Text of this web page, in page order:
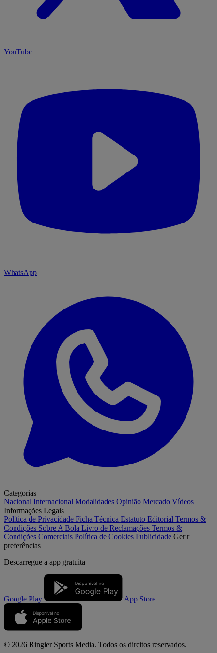
YouTube
WhatsApp
Categorias
Nacional Internacional Modalidades Opinião Mercado Vídeos
Informações Legais
Política de Privacidade Ficha Técnica Estatuto Editorial Termos &
Condições Sobre A Bola Livro de Reclamações Termos &
Condições Comerciais Política de Cookies Publicidade Gerir
preferências
Descarregue a app gratuita
Google Play App Store
© 2026 Ringier Sports Media. Todos os direitos reservados.